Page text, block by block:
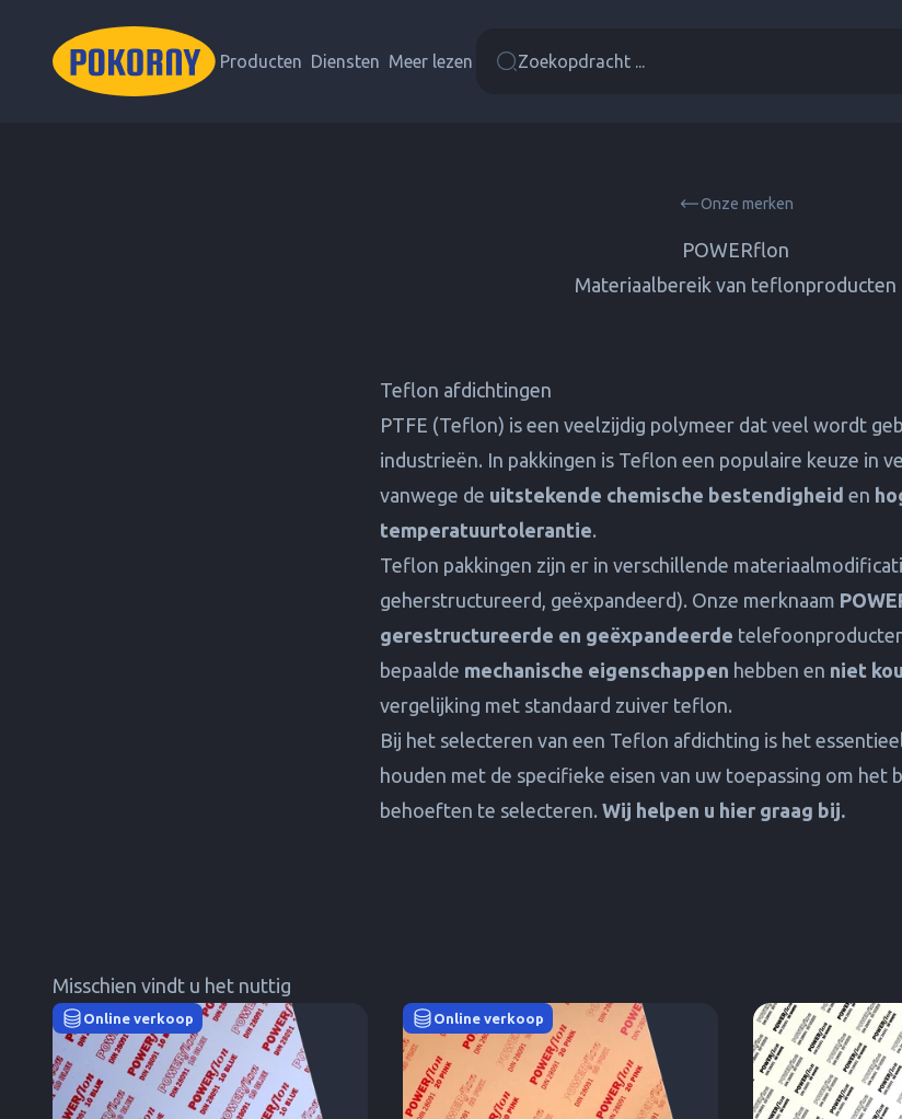
Producten Diensten Meer lezen Zoekopdracht ...
Onze merken
POWERflon
Materiaalbereik van teflonproducten
Teflon afdichtingen
PTFE (Teflon) is een veelzijdig polymeer dat veel wordt
industrieën. In pakkingen is Teflon een populaire keuze in
vanwege de uitstekende chemische bestendigheid en
temperatuurtolerantie.
Teflon pakkingen zijn er in verschillende
geherstructureerd, geëxpandeerd). Onze merknaam
gerestructureerde en geëxpandeerde
bepaalde mechanische eigenschappen hebben en niet
vergelijking met standaard zuiver teflon.
Bij het selecteren van een Teflon afdichting is het
houden met de specifieke eisen van uw toepassing om het
behoeften te selecteren. Wij helpen u hier graag bij.
Misschien vindt u het nuttig
Online verkoop Online verkoop